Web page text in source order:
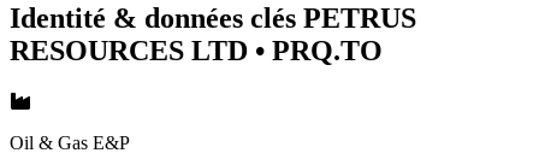
Identité & données clés PETRUS
RESOURCES LTD • PRQ.TO
Oil & Gas E&P